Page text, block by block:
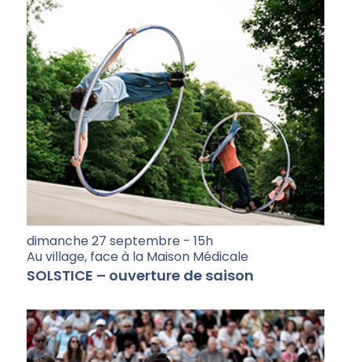
dimanche 27 septembre - 15h
Au village, face à la Maison Médicale
SOLSTICE – ouverture de saison